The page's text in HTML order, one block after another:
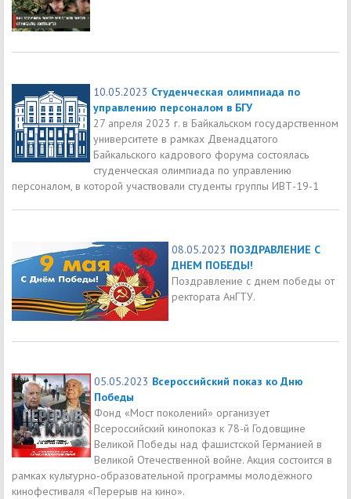
10.05.2023 Студенческая олимпиада по
управлению персоналом в БГУ
27 апреля 2023 г. в Байкальском государственном
университете в рамках Двенадцатого
Байкальского кадрового форума состоялась
студенческая олимпиада по управлению
персоналом, в которой участвовали студенты группы ИВТ-19-1
08.05.2023 ПОЗДРАВЛЕНИЕ С
ДНЕМ ПОБЕДЫ!
Поздравление с днем победы от
ректората АнГТУ.
05.05.2023 Всероссийский показ ко Дню
Победы
Фонд «Мост поколений» организует
Всероссийский кинопоказ к 78-й Годовщине
Великой Победы над фашистской Германией в
Великой Отечественной войне. Акция состоится в
рамках культурно-образовательной программы молодёжного
кинофестиваля «Перерыв на кино».